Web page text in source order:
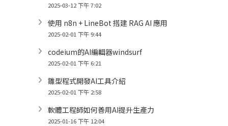
2025-03-12 下午 7:02
使用 n8n + LineBot 搭建 RAG AI 應用
2025-02-01 下午 9:44
codeium的AI編輯器windsurf
2025-02-01 下午 6:21
雛型程式開發AI工具介紹
2025-02-01 下午 2:58
軟體工程師如何善用AI提升生產力
2025-01-16 下午 12:04